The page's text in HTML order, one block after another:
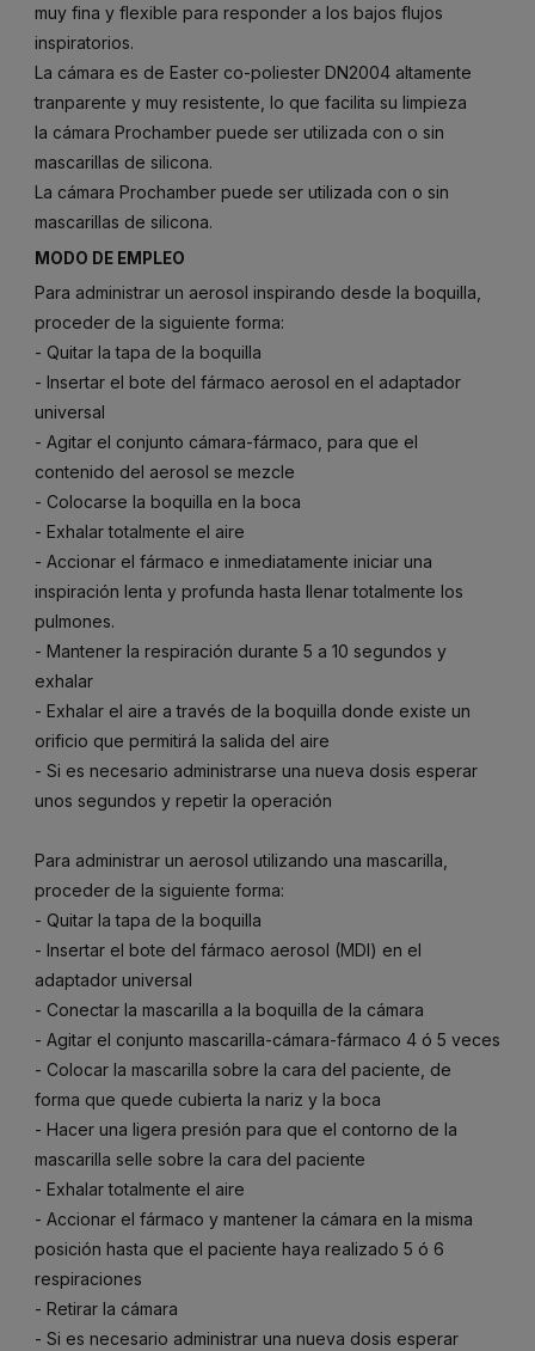
muy fina y flexible para responder a los bajos flujos
inspiratorios.
La cámara es de Easter co-poliester DN2004 altamente
tranparente y muy resistente, lo que facilita su limpieza
la cámara Prochamber puede ser utilizada con o sin
mascarillas de silicona.
La cámara Prochamber puede ser utilizada con o sin
mascarillas de silicona.
MODO DE EMPLEO
Para administrar un aerosol inspirando desde la boquilla,
proceder de la siguiente forma:
- Quitar la tapa de la boquilla
- Insertar el bote del fármaco aerosol en el adaptador
universal
- Agitar el conjunto cámara-fármaco, para que el
contenido del aerosol se mezcle
- Colocarse la boquilla en la boca
- Exhalar totalmente el aire
- Accionar el fármaco e inmediatamente iniciar una
inspiración lenta y profunda hasta llenar totalmente los
pulmones.
- Mantener la respiración durante 5 a 10 segundos y
exhalar
- Exhalar el aire a través de la boquilla donde existe un
orificio que permitirá la salida del aire
- Si es necesario administrarse una nueva dosis esperar
unos segundos y repetir la operación
Para administrar un aerosol utilizando una mascarilla,
proceder de la siguiente forma:
- Quitar la tapa de la boquilla
- Insertar el bote del fármaco aerosol (MDI) en el
adaptador universal
- Conectar la mascarilla a la boquilla de la cámara
- Agitar el conjunto mascarilla-cámara-fármaco 4 ó 5 veces
- Colocar la mascarilla sobre la cara del paciente, de
forma que quede cubierta la nariz y la boca
- Hacer una ligera presión para que el contorno de la
mascarilla selle sobre la cara del paciente
- Exhalar totalmente el aire
- Accionar el fármaco y mantener la cámara en la misma
posición hasta que el paciente haya realizado 5 ó 6
respiraciones
- Retirar la cámara
- Si es necesario administrar una nueva dosis esperar